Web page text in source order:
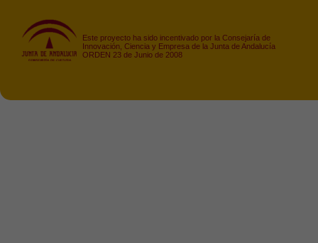
Este proyecto ha sido incentivado por la Consejaría de
Innovación, Ciencia y Empresa de la Junta de Andalucía
ORDEN 23 de Junio de 2008